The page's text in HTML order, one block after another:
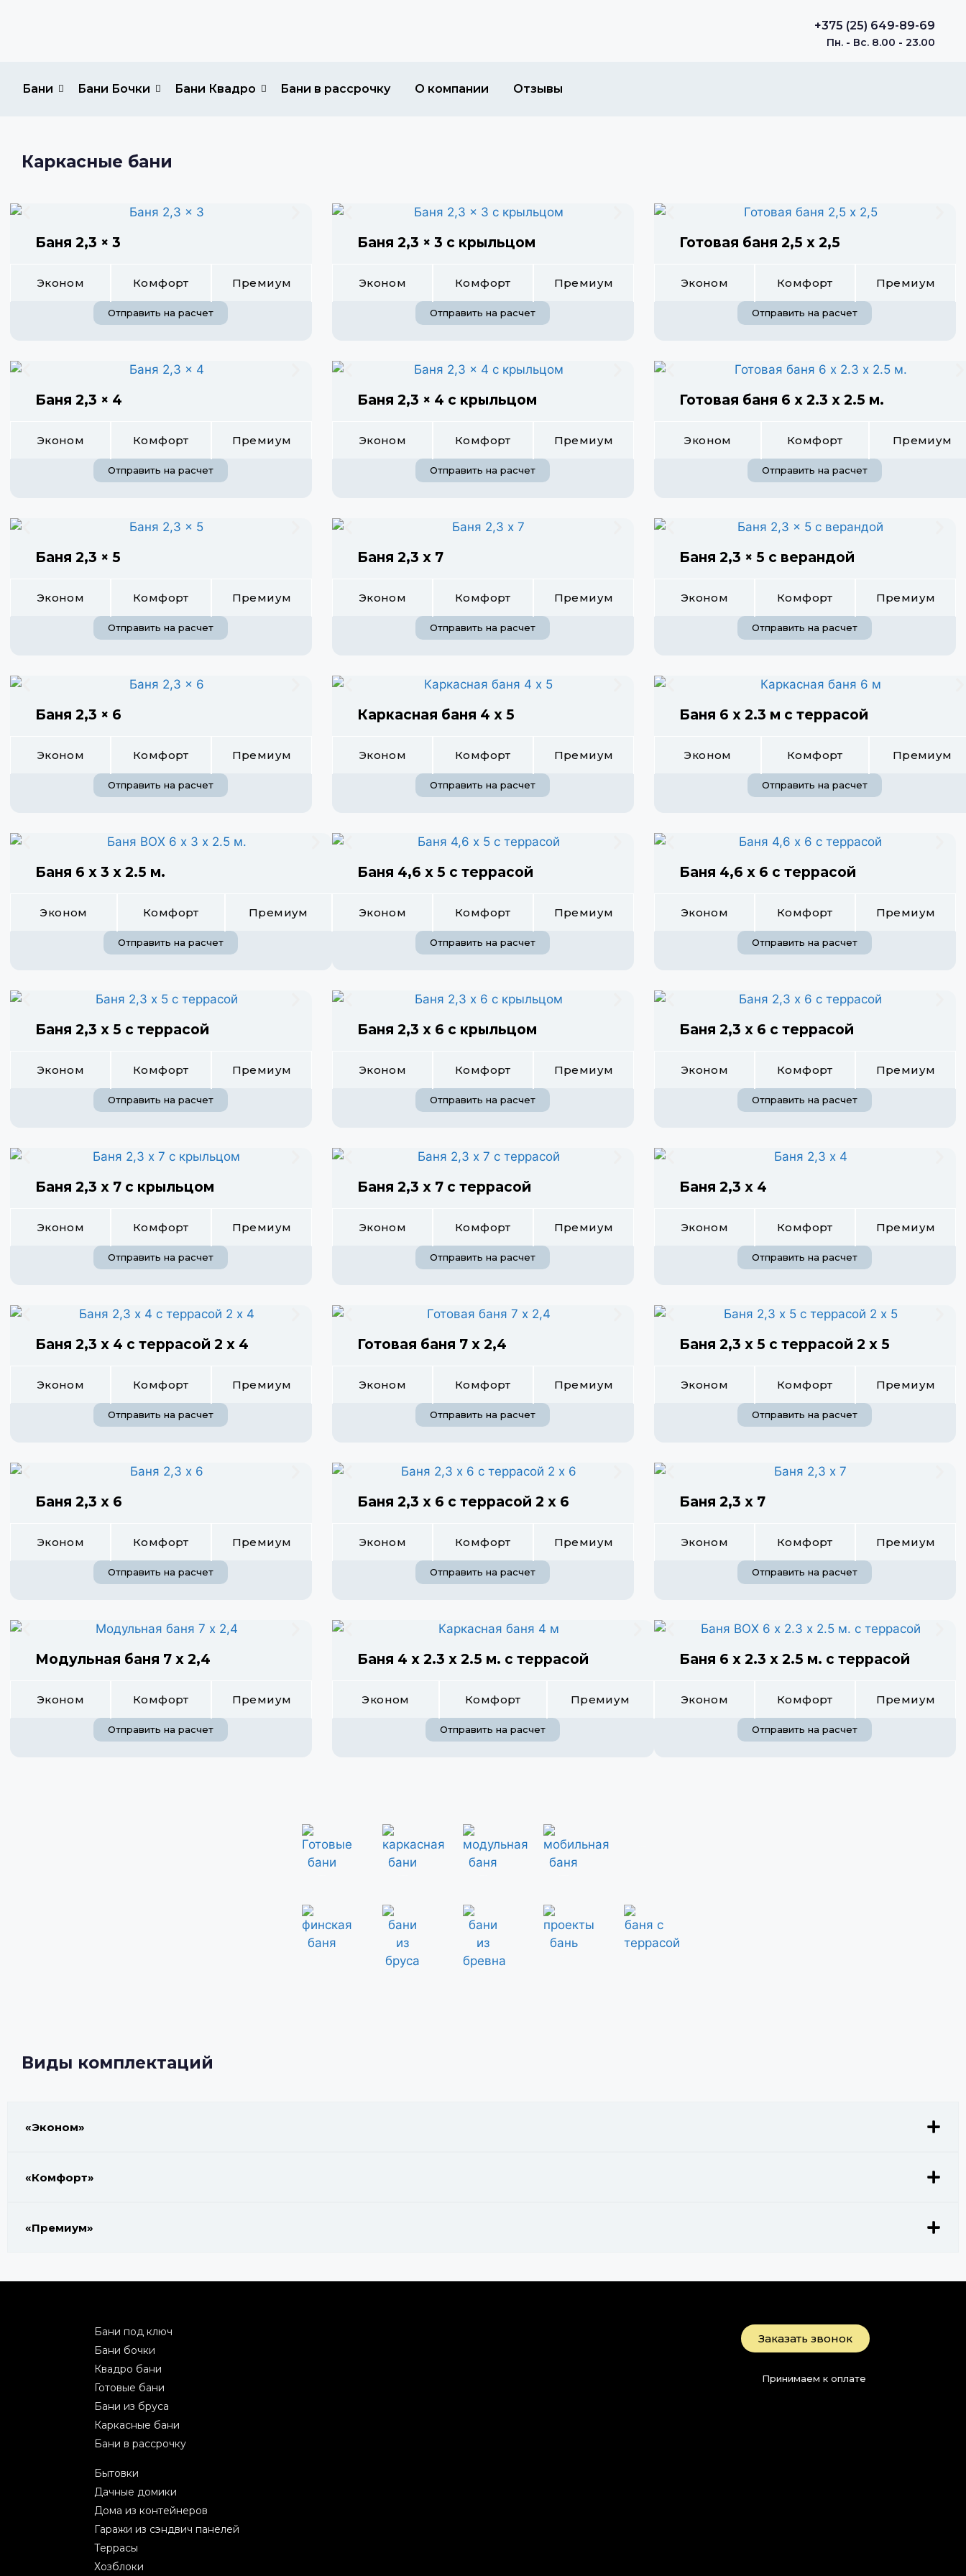
+375 (25) 649-89-69
Пн. - Вс. 8.00 - 23.00
Бани Бани Бочки Бани Квадро Бани в рассрочку О компании Отзывы
Каркасные бани
Баня 2,3 × 3
Эконом Комфорт Премиум
Отправить на расчет
Баня 2,3 × 3 с крыльцом
Эконом Комфорт Премиум
Отправить на расчет
Готовая баня 2,5 х 2,5
Эконом Комфорт Премиум
Отправить на расчет
Баня 2,3 × 4
Эконом Комфорт Премиум
Отправить на расчет
Баня 2,3 × 4 с крыльцом
Эконом Комфорт Премиум
Отправить на расчет
Готовая баня 6 х 2.3 х 2.5 м.
Эконом Комфорт Премиум
Отправить на расчет
Баня 2,3 × 5
Эконом Комфорт Премиум
Отправить на расчет
Баня 2,3 х 7
Эконом Комфорт Премиум
Отправить на расчет
Баня 2,3 × 5 с верандой
Эконом Комфорт Премиум
Отправить на расчет
Баня 2,3 × 6
Эконом Комфорт Премиум
Отправить на расчет
Каркасная баня 4 х 5
Эконом Комфорт Премиум
Отправить на расчет
Баня 6 х 2.3 м с террасой
Эконом Комфорт Премиум
Отправить на расчет
Баня 6 х 3 х 2.5 м.
Эконом Комфорт Премиум
Отправить на расчет
Баня 4,6 х 5 с террасой
Эконом Комфорт Премиум
Отправить на расчет
Баня 4,6 х 6 с террасой
Эконом Комфорт Премиум
Отправить на расчет
Баня 2,3 х 5 с террасой
Эконом Комфорт Премиум
Отправить на расчет
Баня 2,3 х 6 с крыльцом
Эконом Комфорт Премиум
Отправить на расчет
Баня 2,3 х 6 с террасой
Эконом Комфорт Премиум
Отправить на расчет
Баня 2,3 х 7 с крыльцом
Эконом Комфорт Премиум
Отправить на расчет
Баня 2,3 х 7 с террасой
Эконом Комфорт Премиум
Отправить на расчет
Баня 2,3 х 4
Эконом Комфорт Премиум
Отправить на расчет
Баня 2,3 х 4 с террасой 2 х 4
Эконом Комфорт Премиум
Отправить на расчет
Готовая баня 7 х 2,4
Эконом Комфорт Премиум
Отправить на расчет
Баня 2,3 х 5 с террасой 2 х 5
Эконом Комфорт Премиум
Отправить на расчет
Баня 2,3 х 6
Эконом Комфорт Премиум
Отправить на расчет
Баня 2,3 х 6 с террасой 2 х 6
Эконом Комфорт Премиум
Отправить на расчет
Баня 2,3 х 7
Эконом Комфорт Премиум
Отправить на расчет
Модульная баня 7 х 2,4
Эконом Комфорт Премиум
Отправить на расчет
Баня 4 х 2.3 х 2.5 м. с террасой
Эконом Комфорт Премиум
Отправить на расчет
Баня 6 х 2.3 х 2.5 м. с террасой
Эконом Комфорт Премиум
Отправить на расчет
Виды комплектаций
«Эконом»
«Комфорт»
«Премиум»
Бани под ключ
Бани бочки
Квадро бани
Готовые бани
Бани из бруса
Каркасные бани
Бани в рассрочку
Бытовки
Дачные домики
Дома из контейнеров
Гаражи из сэндвич панелей
Террасы
Хозблоки
Заказать звонок
Принимаем к оплате